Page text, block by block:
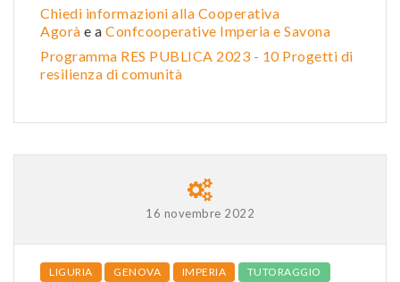
Chiedi informazioni alla Cooperativa
Agorà e a Confcooperative Imperia e Savona
Programma RES PUBLICA 2023 - 10 Progetti di
resilienza di comunità
16 novembre 2022
LIGURIA GENOVA IMPERIA
TUTORAGGIO